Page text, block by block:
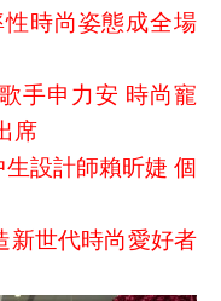
時尚姿態成全場
手申力安 時尚寵
席
設計師賴昕婕 個
新世代時尚愛好者